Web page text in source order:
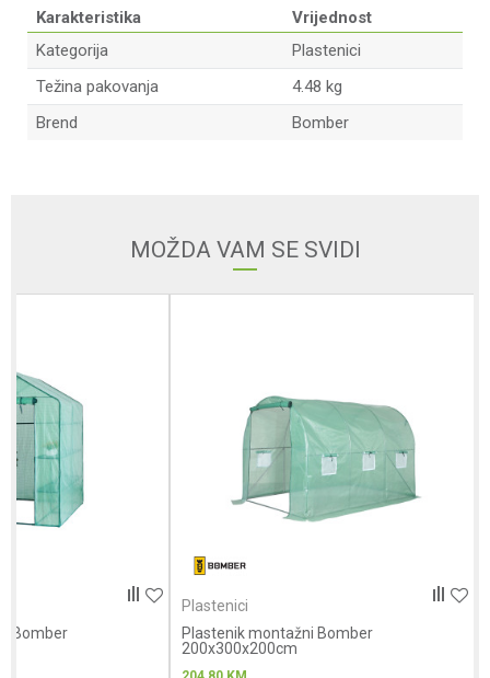
Karakteristika
Vrijednost
Kategorija
Plastenici
Težina pakovanja
4.48 kg
Brend
Bomber
Poruka
MOŽDA VAM SE SVIDI
Bomber
Plastenici
Plastenik montažni Bomber
200x300x200cm